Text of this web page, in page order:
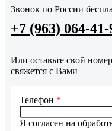
Звонок по России
+7 (963) 064-41-
Или оставьте свой
свяжется с Вами
Я согласен на
Телефон *